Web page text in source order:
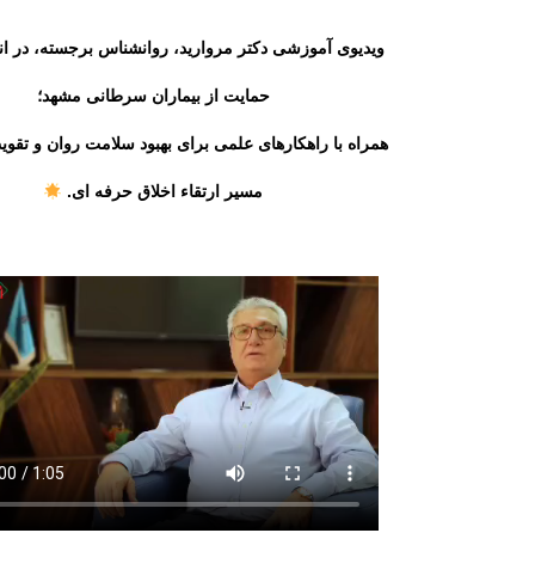
ویدیوی آموزشی دکتر مروارید، روانشناس برجسته، در
حمایت از بیماران سرطانی مشهد؛
همراه با راهکارهای علمی برای بهبود سلامت روان و
مسیر ارتقاء اخلاق حرفه ای.